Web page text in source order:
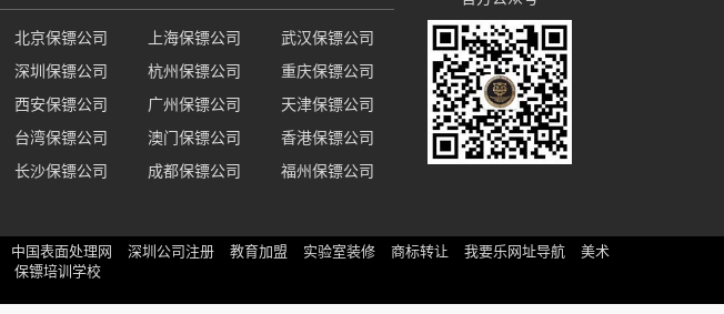
北京保镖公司 上海保镖公司
武汉保镖公司
深圳保镖公司
杭州保镖公司
重庆保镖公司
西安保镖公司
广州保镖公司
天津保镖公司
台湾保镖公司
澳门保镖公司
香港保镖公司
长沙保镖公司
成都保镖公司 福州保镖公司
中国表面处理网 深圳公司注册 教育加盟 实验室装修 商标转让 我要乐网址导航
美术
保镖培训学校